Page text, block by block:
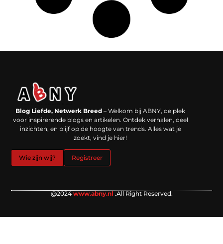
Blog Liefde, Netwerk Breed – Welkom bij ABNY, de plek
voor inspirerende blogs en artikelen. Ontdek verhalen, deel
inzichten, en blijf op de hoogte van trends. Alles wat je
zoekt, vind je hier!
Wie zijn wij? Registreer
@2024 www.abny.nl .All Right Reserved.